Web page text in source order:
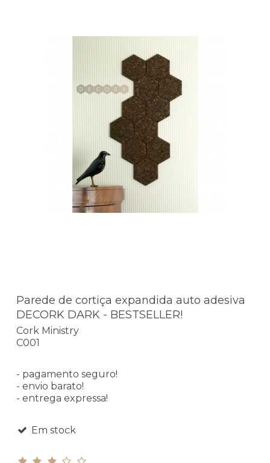
Parede de cortiça expandida auto adesiva
DECORK DARK - BESTSELLER!
Cork Ministry
C001
- pagamento seguro!
- envio barato!
- entrega expressa!
Em stock